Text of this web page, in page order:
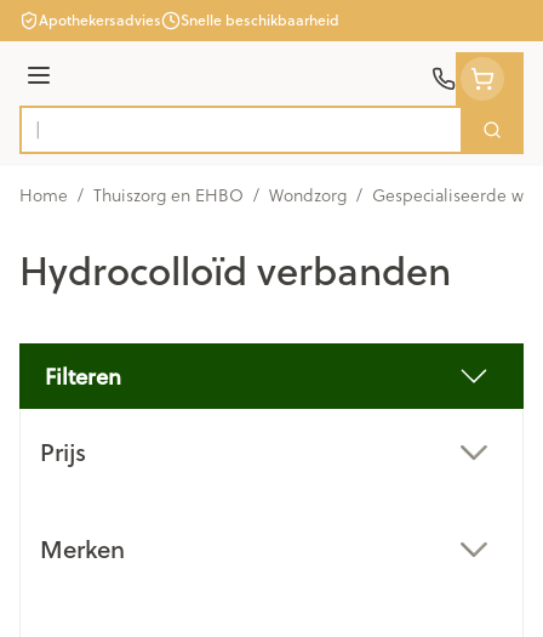
Ga naar de inhoud
Apothekersadvies Snelle beschikbaarheid
Menu
Product, merk, categorie...
Zoek
Home / Thuiszorg en EHBO / Wondzorg / Gespecialiseerde
Hydrocolloïd verbanden
Filteren
Prijs
Merken